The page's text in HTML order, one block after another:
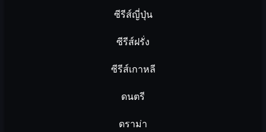
ซีรีส์ญี่ปุ่น
ซีรีส์ฝรั่ง
ซีรีส์เกาหลี
ดนตรี
ดราม่า